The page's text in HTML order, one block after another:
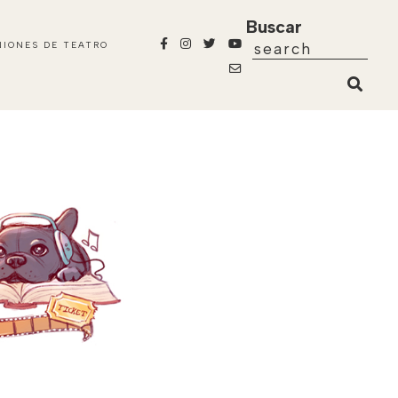
DE TEATRO
Buscar